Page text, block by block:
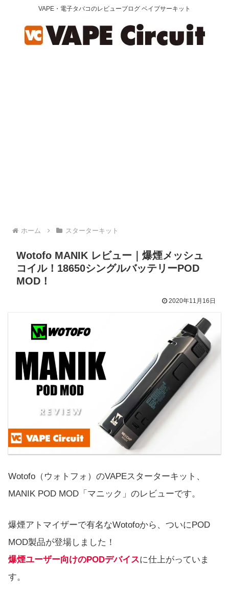
VAPE・電子タバコのレビューブログ ベイプサーキット
ホーム スターターキット
Wotofo MANIK レビュー｜爆煙メッシュ
コイル！18650シングルバッテリーPOD
MOD！
2020年11月16日
Wotofo（ウォトフォ）のVAPEスターターキット、
MANIK POD MOD「マニック」のレビューです。
爆煙アトマイザーで有名なWotofoから、ついにPOD
MOD製品が登場しました！
爆煙ユーザー向けのPODデバイスに仕上がっていま
す。